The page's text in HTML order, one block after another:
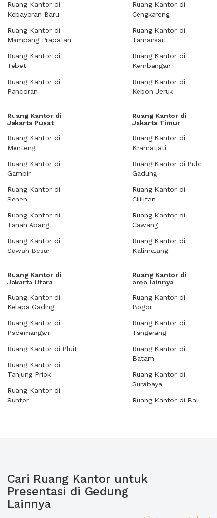
Ruang Kantor di
Kebayoran Baru
Ruang Kantor di
Mampang Prapatan
Ruang Kantor di
Tebet
Ruang Kantor di
Pancoran
Ruang Kantor di
Cengkareng
Ruang Kantor di
Tamansari
Ruang Kantor di
Kembangan
Ruang Kantor di
Kebon Jeruk
Ruang Kantor di
Jakarta Pusat
Ruang Kantor di
Menteng
Ruang Kantor di
Gambir
Ruang Kantor di
Senen
Ruang Kantor di
Tanah Abang
Ruang Kantor di
Sawah Besar
Ruang Kantor di
Jakarta Timur
Ruang Kantor di
Kramatjati
Ruang Kantor di Pulo
Gadung
Ruang Kantor di
Cililitan
Ruang Kantor di
Cawang
Ruang Kantor di
Kalimalang
Ruang Kantor di
Jakarta Utara
Ruang Kantor di
Kelapa Gading
Ruang Kantor di
Pademangan
Ruang Kantor di Pluit
Ruang Kantor di
Tanjung Priok
Ruang Kantor di
Sunter
Ruang Kantor di
area lainnya
Ruang Kantor di
Bogor
Ruang Kantor di
Tangerang
Ruang Kantor di
Batam
Ruang Kantor di
Surabaya
Ruang Kantor di Bali
Cari Ruang Kantor untuk
Presentasi di Gedung
Lainnya